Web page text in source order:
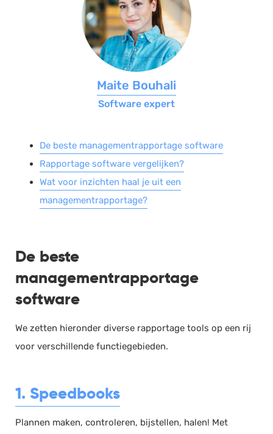
Marketing automation
Maite Bouhali
Software expert
De beste managementrapportage software
Rapportage software vergelijken?
Wat voor inzichten haal je uit een
managementrapportage?
De beste
managementrapportage
software
We zetten hieronder diverse rapportage tools op een rij
voor verschillende functiegebieden.
1. Speedbooks
Plannen maken, controleren, bijstellen, halen! Met